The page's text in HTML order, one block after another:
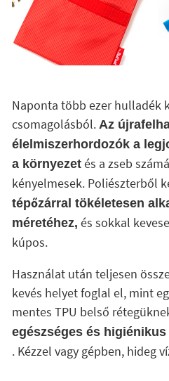
Naponta több ezer hulladék
csomagolásból. Az
élelmiszerhordozók a
a környezetés a zseb
kényelmesek. Poliészterből
tépőzárral tökéletesen
méretéhez, és sokkal
kúpos.
Használat után teljesen
kevés helyet foglal el, mint
mentes TPU belső
egészséges és
. Kézzel vagy gépben, hideg